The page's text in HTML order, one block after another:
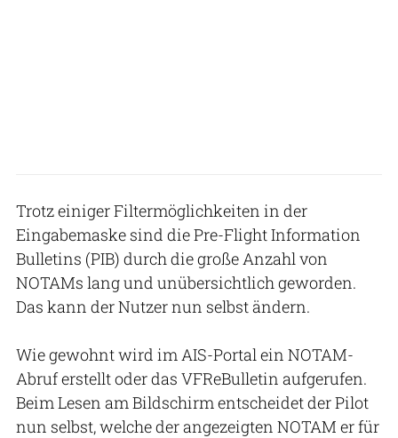
Trotz einiger Filtermöglichkeiten in der
Eingabemaske sind die Pre-Flight Information
Bulletins (PIB) durch die große Anzahl von
NOTAMs lang und unübersichtlich geworden.
Das kann der Nutzer nun selbst ändern.
Wie gewohnt wird im AIS-Portal ein NOTAM-
Abruf erstellt oder das VFReBulletin aufgerufen.
Beim Lesen am Bildschirm entscheidet der Pilot
nun selbst, welche der angezeigten NOTAM er für